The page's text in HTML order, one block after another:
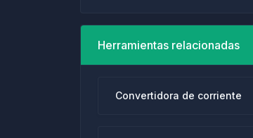
Herramientas relacionadas
Convertidora de corriente